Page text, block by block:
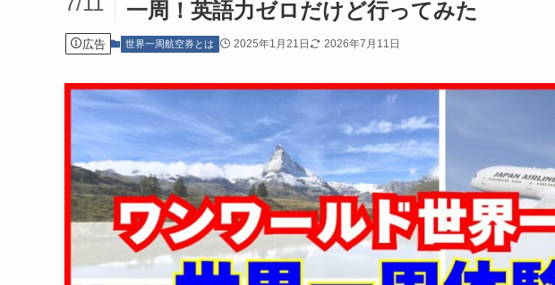
一周！英語力ゼロだけど行ってみた
広告 世界一周航空券とは 2025年1月21日 2026年7月11日